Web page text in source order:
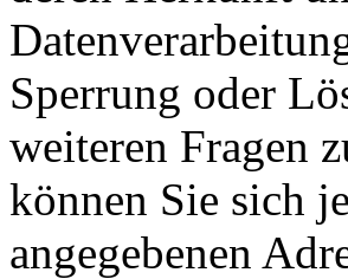
Sperrung oder
weiteren Fragen
können Sie sich
angegebenen